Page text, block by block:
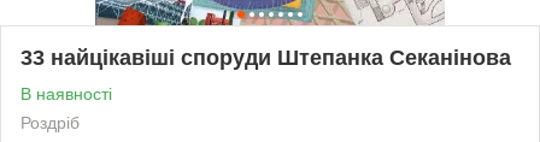
33 найцікавіші споруди Штепанка Секанінова
В наявності
Роздріб